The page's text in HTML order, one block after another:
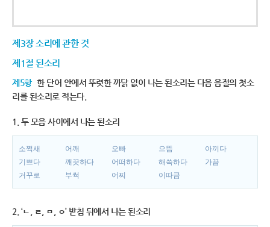
제3장 소리에 관한 것
제1절 된소리
제5항 한 단어 안에서 뚜렷한 까닭 없이 나는 된소리는 다음 음절의 첫소
리를 된소리로 적는다.
1. 두 모음 사이에서 나는 된소리
소쩍새 어깨 오빠 으뜸
아끼다
기쁘다
깨끗하다 어떠하다 해쓱하다
가끔
거꾸로
부썩 어찌 이따금
2. ‘ㄴ, ㄹ, ㅁ, ㅇ’ 받침 뒤에서 나는 된소리